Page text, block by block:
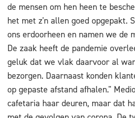
de mensen om hen heen te
het met z'n allen goed opgepakt.
ons erdoorheen en namen we de
De zaak heeft de pandemie
geluk dat we vlak daarvoor al
bezorgen. Daarnaast konden
op gepaste afstand afhalen."
cafetaria haar deuren, maar dat